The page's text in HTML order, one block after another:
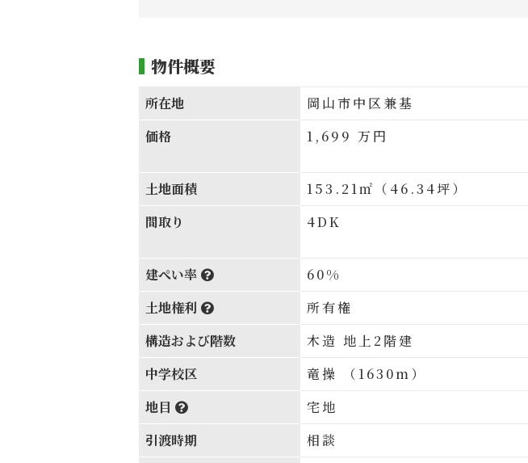
物件概要
所在地
岡山市中区兼基
価格
1,699 万円
土地面積
153.21㎡（46.34坪）
間取り
4DK
建ぺい率
60%
土地権利
所有権
構造および階数
木造 地上2階建
中学校区
竜操 （1630m）
地目
宅地
引渡時期
相談